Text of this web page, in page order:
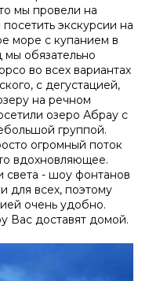
мы провели на
экскурсии на
море с купанием в
мы обязательно
во всех вариантах
с дегустацией,
на речном
озеро Абрау с
группой.
огромный поток
вдохновляющее.
света - шоу фонтанов
для всех, поэтому
очень удобно.
Вас доставят домой.